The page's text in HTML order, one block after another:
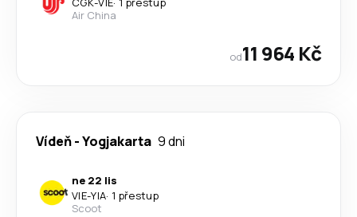
Air China
od11 964 Kč
Vídeň-Yogjakarta 9 dni
ne 22 lis
VIE-YIA· 1 přestup
Scoot